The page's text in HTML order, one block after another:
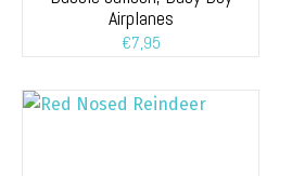
Airplanes
€7,95